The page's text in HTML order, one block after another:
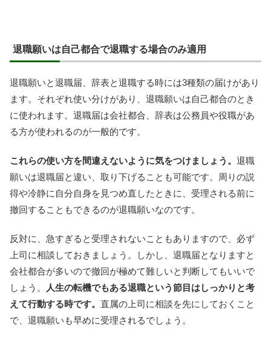
退職願いは自己都合で退職する場合のみ適用
退職願いと退職届、辞表と退職する時には3種類の届けがあり
ます。それぞれ使い分けがあり、退職願いは自己都合のとき
に使われます。退職届は会社都合、辞表は公務員や役職があ
る方が使われるのが一般的です。
これらの使い方を間違えないように気をつけましょう。 退職
願いは退職届と違い、取り下げることも可能です。周りの説
得や冷静に自分自身を見つめ直したときに、受理される前に
撤回することもできるのが退職願いなのです。
反対に、急すぎると受理されないこともありますので、必ず
上司に相談しておきましょう。しかし、退職届となりますと
会社都合が多いので撤回が極めて難しいと判断してもいいで
しょう。
人生の転機でもある退職という節目はしっかりと考
えて行動する時です。 直属の上司に相談を先にしておくこと
で、退職願いも早めに受理されるでしょう。